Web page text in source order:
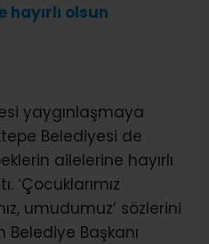
hayırlı olsun
yaygınlaşmaya
Belediyesi de
ailelerine hayırlı
‘Çocuklarımız
umudumuz’ sözlerini
Başkanı